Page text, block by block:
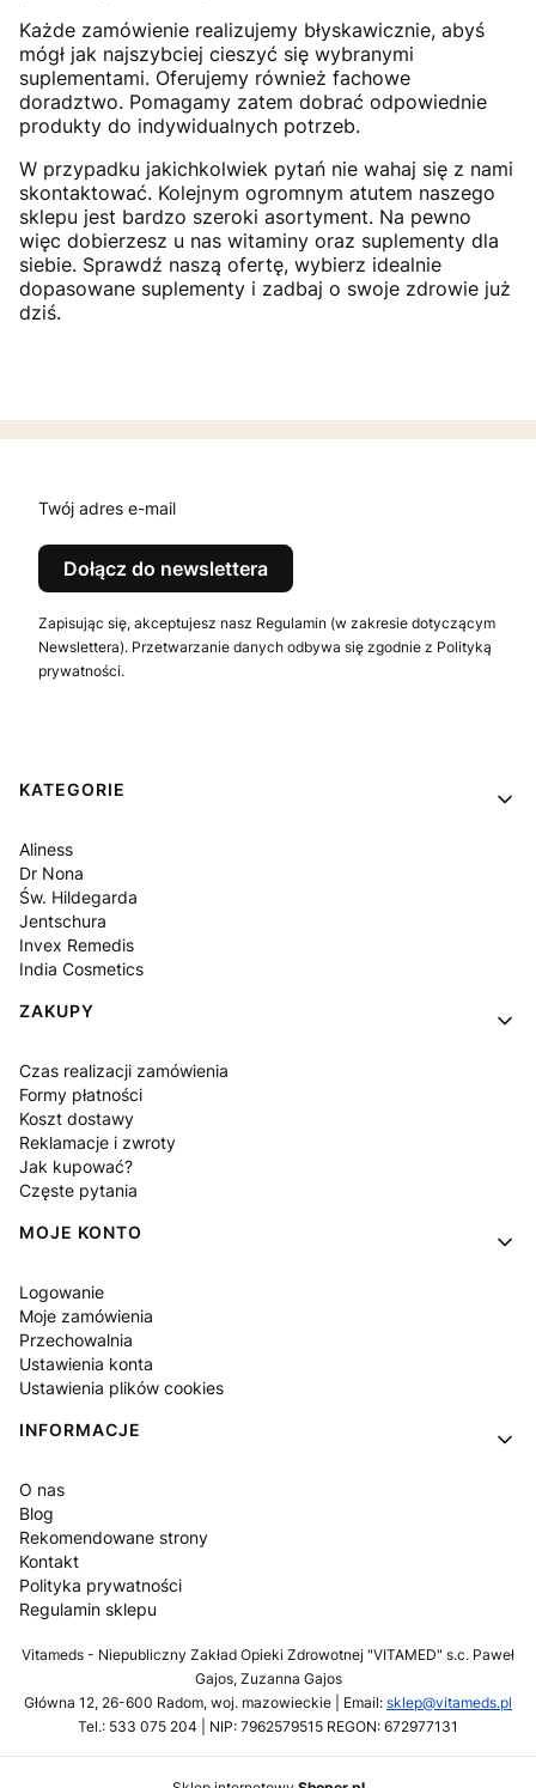
Każde zamówienie realizujemy błyskawicznie, abyś
mógł jak najszybciej cieszyć się wybranymi
suplementami. Oferujemy również fachowe
doradztwo. Pomagamy zatem dobrać odpowiednie
produkty do indywidualnych potrzeb.
W przypadku jakichkolwiek pytań nie wahaj się z nami
skontaktować. Kolejnym ogromnym atutem naszego
sklepu jest bardzo szeroki asortyment. Na pewno
więc dobierzesz u nas witaminy oraz suplementy dla
siebie. Sprawdź naszą ofertę, wybierz idealnie
dopasowane suplementy i zadbaj o swoje zdrowie już
dziś.
Twój adres e-mail
Dołącz do newslettera
Zapisując się, akceptujesz nasz Regulamin (w zakresie dotyczącym
Newslettera). Przetwarzanie danych odbywa się zgodnie z Polityką
prywatności.
Linki w stopce
KATEGORIE
Aliness
Dr Nona
Św. Hildegarda
Jentschura
Invex Remedis
India Cosmetics
ZAKUPY
Czas realizacji zamówienia
Formy płatności
Koszt dostawy
Reklamacje i zwroty
Jak kupować?
Częste pytania
MOJE KONTO
Logowanie
Moje zamówienia
Przechowalnia
Ustawienia konta
Ustawienia plików cookies
INFORMACJE
O nas
Blog
Rekomendowane strony
Kontakt
Polityka prywatności
Regulamin sklepu
Vitameds - Niepubliczny Zakład Opieki Zdrowotnej "VITAMED" s.c. Paweł
Gajos, Zuzanna Gajos
Główna 12, 26-600 Radom, woj. mazowieckie | Email: sklep@vitameds.pl
Tel.: 533 075 204 | NIP: 7962579515 REGON: 672977131